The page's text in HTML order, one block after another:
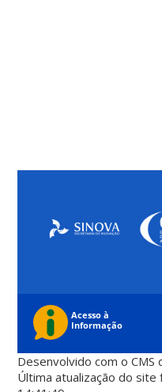
Desenvolvido com o
Última atualização do